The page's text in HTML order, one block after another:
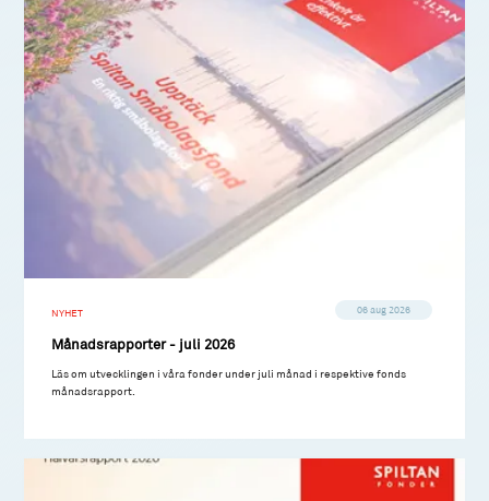
NYHET 06 aug 2026
Månadsrapporter - juli 2026
Läs om utvecklingen i våra fonder under juli månad i respektive fonds
månadsrapport.